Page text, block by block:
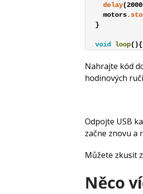
delay(2000
motors .
}
void loop( ) {
Nahrajte kód
hodinových
Odpojte USB
začne znovu a
Můžete zkusit
Něco